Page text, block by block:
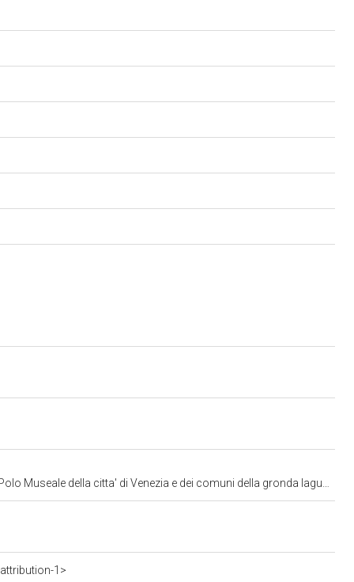
della citta' di Venezia e dei comuni della gronda lagunare
1>